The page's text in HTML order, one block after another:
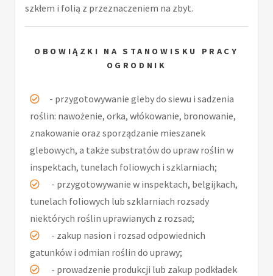
szkłem i folią z przeznaczeniem na zbyt.
OBOWIĄZKI NA STANOWISKU PRACY
OGRODNIK
- przygotowywanie gleby do siewu i sadzenia
roślin: nawożenie, orka, włókowanie, bronowanie,
znakowanie oraz sporządzanie mieszanek
glebowych, a także substratów do upraw roślin w
inspektach, tunelach foliowych i szklarniach;
- przygotowywanie w inspektach, belgijkach,
tunelach foliowych lub szklarniach rozsady
niektórych roślin uprawianych z rozsad;
- zakup nasion i rozsad odpowiednich
gatunków i odmian roślin do uprawy;
- prowadzenie produkcji lub zakup podkładek